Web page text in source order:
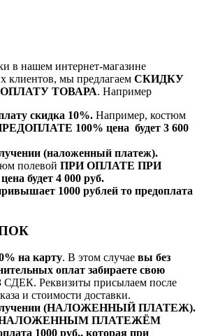
в нашем интернет-магазине
клиентов, мы предлагаем СКИДКУ
ТОВАРА. Например
скидка 10%. Например, костюм
100% цена будет 3 600
(наложенный платеж).
полевой ПРИ ОПЛАТЕ ПРИ
будет 4 000 руб.
1000 рублей то предоплата
на карту. В этом случае вы без
оплат забираете свою
Реквизиты присылаем после
и стоимости доставки.
(НАЛОЖЕННЫЙ ПЛАТЕЖ).
НАЛОЖЕННЫМ ПЛАТЕЖЁМ
1000 руб., которая при